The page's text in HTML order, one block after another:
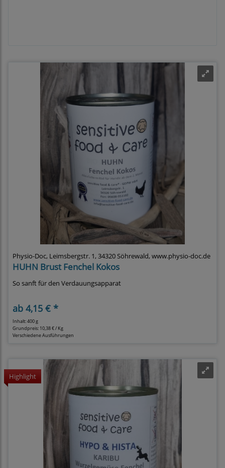
Physio-Doc, Leimsbergstr. 1, 34320 Söhrewald, www.physio-doc.de
HUHN Brust Fenchel Kokos
So sanft für den Verdauungsapparat
ab 4,15 € *
Inhalt: 400 g
Grundpreis: 10,38 € / Kg
Verschiedene Ausführungen
Highlight